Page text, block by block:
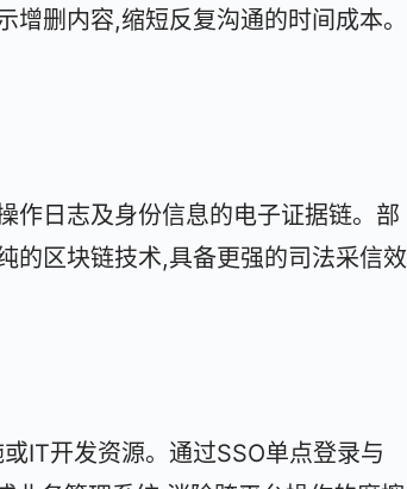
删内容,缩短反复沟通的时间成本。
作日志及身份信息的电子证据链。部
的区块链技术,具备更强的司法采信效
IT开发资源。通过SSO单点登录与